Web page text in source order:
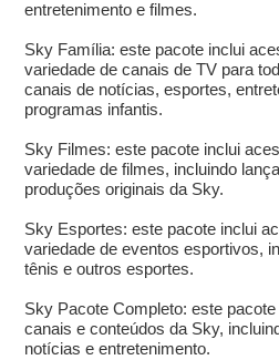
entretenimento e filmes.
Sky Família: este pacote inclui
variedade de canais de TV para
canais de notícias, esportes,
programas infantis.
Sky Filmes: este pacote inclui
variedade de filmes, incluindo
produções originais da Sky.
Sky Esportes: este pacote inclui
variedade de eventos esportivos,
tênis e outros esportes.
Sky Pacote Completo: este
canais e conteúdos da Sky,
notícias e entretenimento.